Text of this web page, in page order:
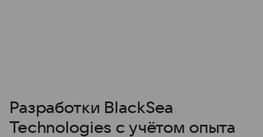
Разработки BlackSea
Technologies с учётом опыта